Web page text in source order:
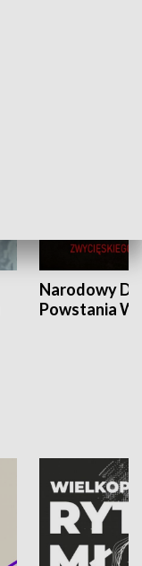
Narodowy
Powstania